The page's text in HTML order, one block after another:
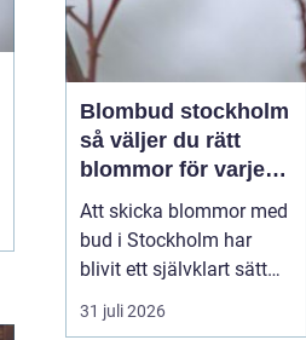
Blombud stockholm
så väljer du rätt
blommor för varje
tillfälle
Att skicka blommor med
bud i Stockholm har
blivit ett självklart sätt
att visa omtanke, fira
stora händelser eller
31 juli 2026